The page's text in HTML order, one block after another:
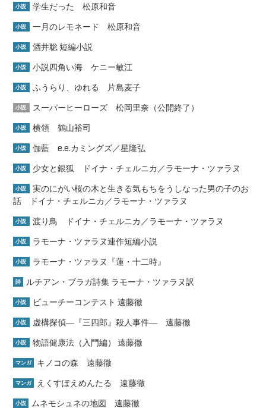
小説 学生だった 松原和音
小説 一月のレモネード 松原和音
小説 酒井聡 短編小説
小説 小説四角い海 ケニー敏江
小説 ふうらり、ゆれる 片島麦子
小説 スーパーヒーローズ 松岡里奈（公開終了）
小説 横領 鶴山裕司
小説 伽藍 e.e.カミングズ／星隆弘
小説 少女と銀狐 ドイナ・チェルニカ／ラモーナ・ツァラヌ
小説
実のにがい桜の木と生きる気もちをうしなった男の子のお
話 ドイナ・チェルニカ／ラモーナ・ツァラヌ
小説 渡り鳥 ドイナ・チェルニカ／ラモーナ・ツァラヌ
小説 ラモーナ・ツァラヌ連作短編小説
小説 ラモーナ・ツァラヌ『蓮・十二時』
詩 ルチアン・ブラガ詩集 ラモーナ・ツァラヌ訳
小説 ビューチーコンテスト 遠藤徹
小説 虚構探偵―『三四郎』殺人事件― 遠藤徹
小説 物語健康法（入門編） 遠藤徹
マンガ キノコの森 遠藤徹
マンガ えくすぽえめんたる 遠藤徹
小説 ムネモシュネの地図 遠藤徹